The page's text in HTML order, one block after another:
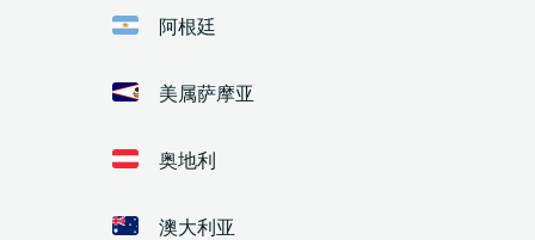
阿根廷
美属萨摩亚
奥地利
澳大利亚